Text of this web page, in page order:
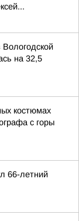
на 32,5
костюмах
с горы
66-летний